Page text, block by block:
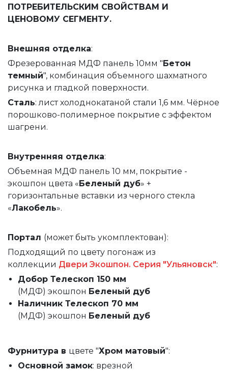
ПОТРЕБИТЕЛЬСКИМ СВОЙСТВАМ И
ЦЕНОВОМУ СЕГМЕНТУ.
Внешняя отделка:
Фрезерованная МДФ панель 10мм "Бетон
темный", комбинация объемного шахматного
рисунка и гладкой поверхности.
Сталь: лист холоднокатаной стали 1,6 мм. Чёрное
порошково-полимерное покрытие с эффектом
шагрени.
Внутренняя отделка:
Объемная МДФ панель 10 мм, покрытие -
экошпон цвета «Беленый дуб» +
горизонтальные вставки из черного стекла
«Лакобель».
Портал (может быть укомплектован):
Подходящий по цвету погонаж из
коллекции Двери Экошпон. Серия "Ульяновск":
Добор Телескоп 150 мм
(МДФ) экошпон Беленый дуб
Наличник Телескоп 70 мм
(МДФ) экошпон Беленый дуб
Фурнитура в цвете "Хром матовый":
Основной замок: врезной